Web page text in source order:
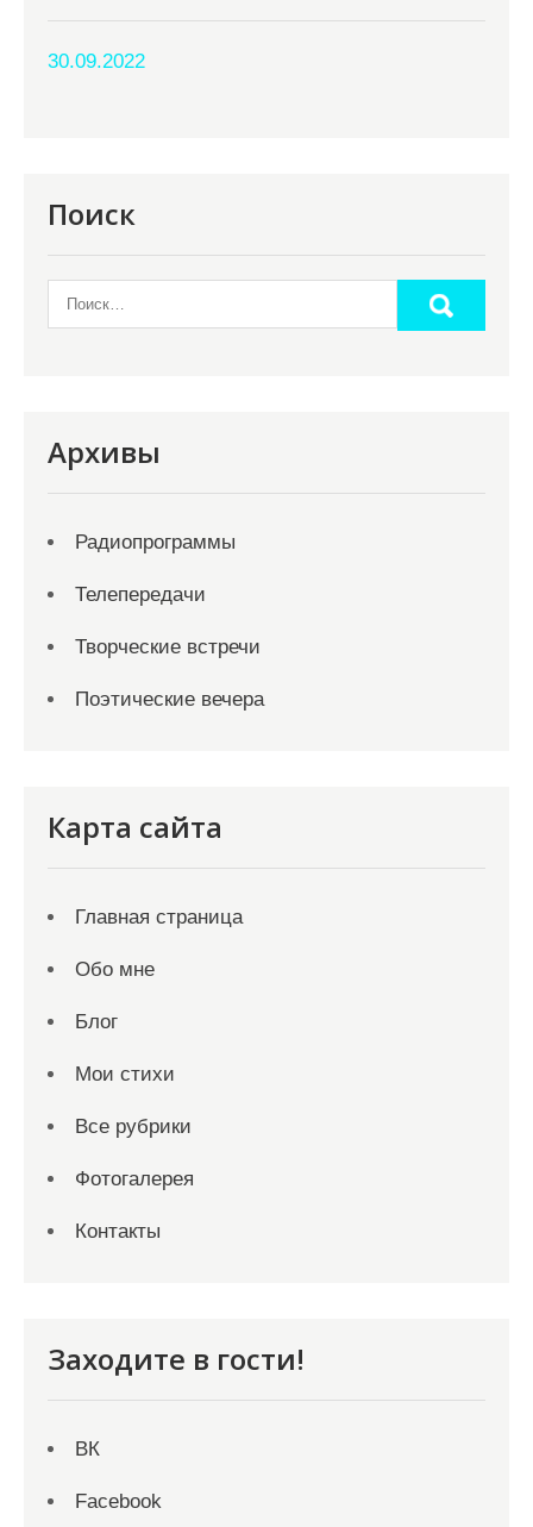
30.09.2022
Поиск
Архивы
Радиопрограммы
Телепередачи
Творческие встречи
Поэтические вечера
Карта сайта
Главная страница
Обо мне
Блог
Мои стихи
Все рубрики
Фотогалерея
Контакты
Заходите в гости!
ВК
Facebook